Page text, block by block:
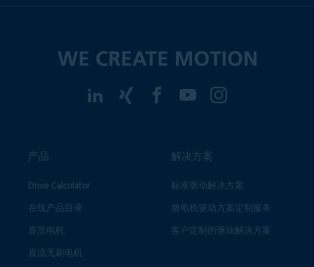
产品
Drive Calculator
在线产品目录
直流电机
直流无刷电机
解决方案
标准驱动解决方案
微电机驱动方案定制服务
客户定制的驱动解决方案